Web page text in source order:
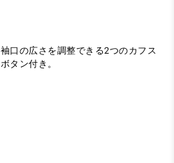
袖口の広さを調整できる2つのカフス
ボタン付き。